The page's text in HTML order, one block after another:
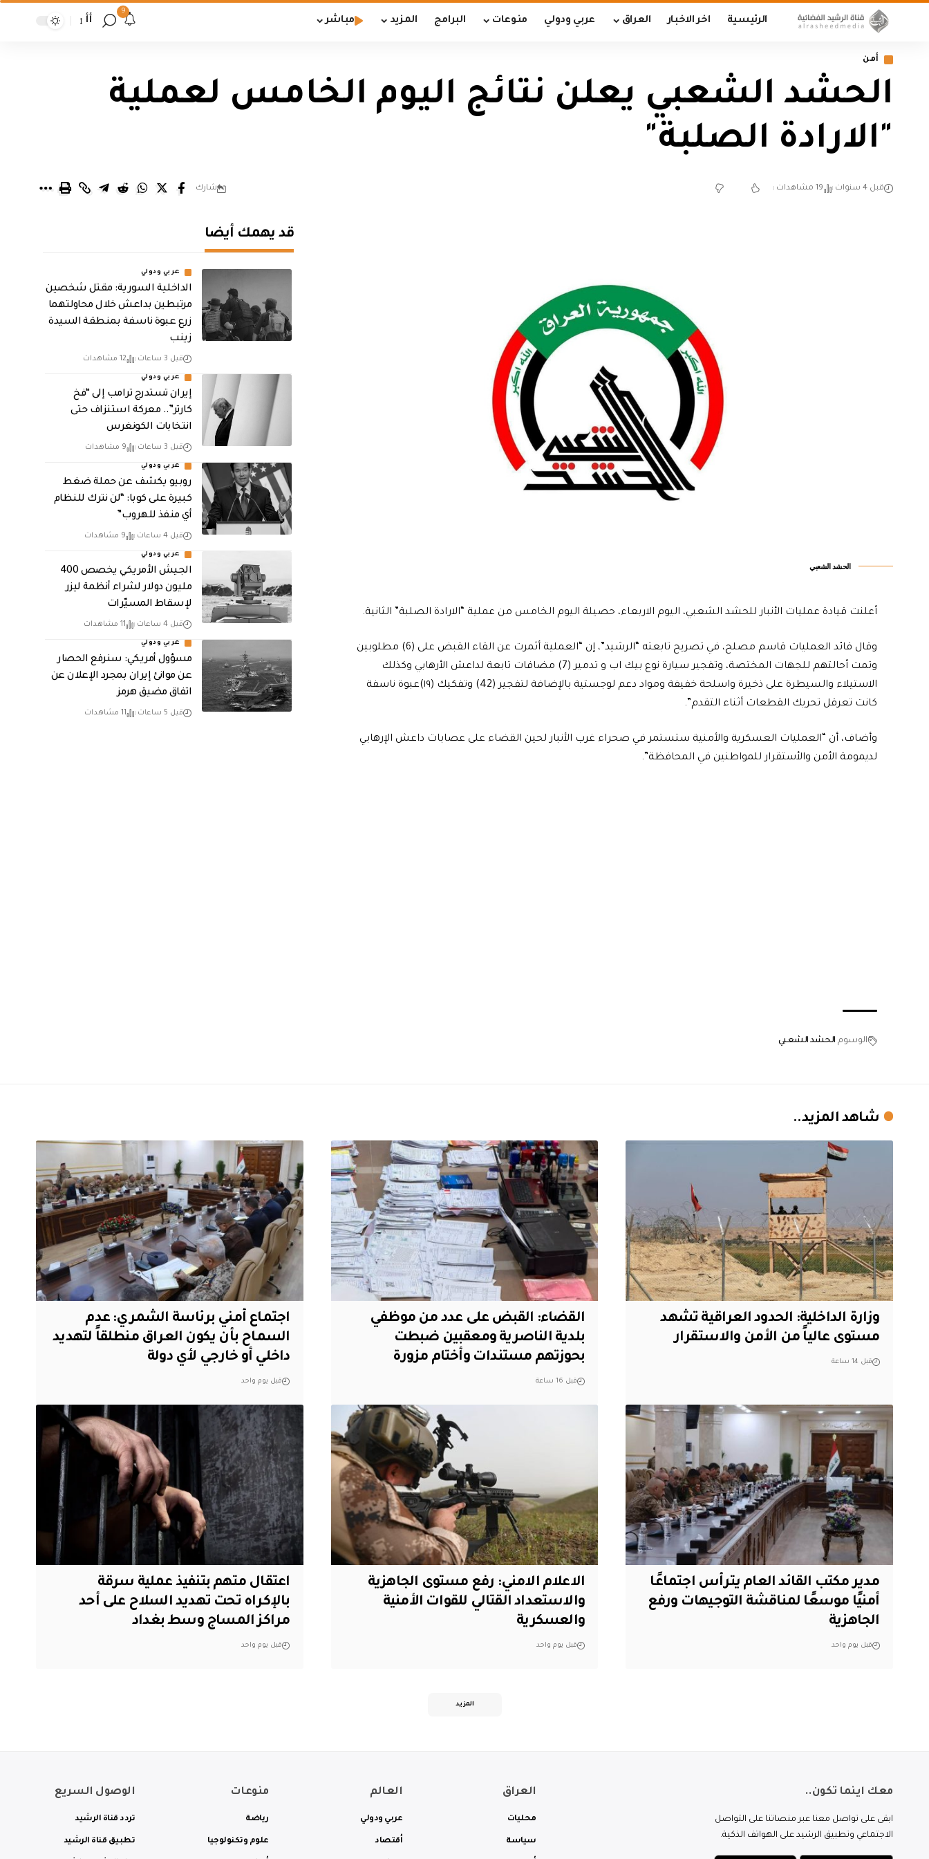
الرئيسية اخر الاخبار العراق عربي ودولي منوعات البرامج المزيد مباشر
9
أأ
أمن
الحشد الشعبي يعلن نتائج اليوم الخامس لعملية
"الارادة الصلبة"
قبل 4 سنوات 19 مشاهدات شارك
الحشد الشعبي
أعلنت قيادة عمليات الأنبار للحشد الشعبي، اليوم الاربعاء، حصيلة اليوم الخامس من عملية “الارادة الصلبة” الثانية.
وقال قائد العمليات قاسم مصلح، في تصريح تابعته “الرشيد”، إن “العملية أثمرت عن القاء القبض على (6) مطلوبين
وتمت أحالتهم للجهات المختصة، وتفجير سيارة نوع بيك اب و تدمير (7) مضافات تابعة لداعش الأرهابي وكذلك
الاستيلاء والسيطرة على ذخيرة واسلحة خفيفة ومواد دعم لوجستية بالإضافة لتفجير (42) وتفكيك (١٩)عبوة ناسفة
كانت تعرقل تحريك القطعات أثناء التقدم”.
وأضاف، أن “العمليات العسكرية والأمنية ستستمر في صحراء غرب الأنبار لحين القضاء على عصابات داعش الإرهابي
لديمومة الأمن والأستقرار للمواطنين في المحافظة”.
الوسوم الحشد الشعبي
قد يهمك أيضا
عربي ودولي
الداخلية السورية: مقتل شخصين
مرتبطين بداعش خلال محاولتهما
زرع عبوة ناسفة بمنطقة السيدة
زينب
قبل 3 ساعات 12 مشاهدات
عربي ودولي
إيران تستدرج ترامب إلى “فخ
كارتر”.. معركة استنزاف حتى
انتخابات الكونغرس
قبل 3 ساعات 9 مشاهدات
عربي ودولي
روبيو يكشف عن حملة ضغط
كبيرة على كوبا: “لن نترك للنظام
أي منفذ للهروب”
قبل 4 ساعات 9 مشاهدات
عربي ودولي
الجيش الأمريكي يخصص 400
مليون دولار لشراء أنظمة ليزر
لإسقاط المسيّرات
قبل 4 ساعات 11 مشاهدات
عربي ودولي
مسؤول أمريكي: سنرفع الحصار
عن موانئ إيران بمجرد الإعلان عن
اتفاق مضيق هرمز
قبل 5 ساعات 11 مشاهدات
شاهد المزيد..
وزارة الداخلية: الحدود العراقية تشهد
مستوى عالياً من الأمن والاستقرار
قبل 14 ساعة
القضاء: القبض على عدد من موظفي
بلدية الناصرية ومعقبين ضبطت
بحوزتهم مستندات وأختام مزورة
قبل 16 ساعة
اجتماع أمني برئاسة الشمري: عدم
السماح بأن يكون العراق منطلقاً لتهديد
داخلي أو خارجي لأي دولة
قبل يوم واحد
مدير مكتب القائد العام يترأس اجتماعًا
أمنيًا موسعًا لمناقشة التوجيهات ورفع
الجاهزية
قبل يوم واحد
الاعلام الامني: رفع مستوى الجاهزية
والاستعداد القتالي للقوات الأمنية
والعسكرية
قبل يوم واحد
اعتقال متهم بتنفيذ عملية سرقة
بالإكراه تحت تهديد السلاح على أحد
مراكز المساج وسط بغداد
قبل يوم واحد
المزيد
معك اينما تكون..
ابقى على تواصل معنا عبر منصاتنا على التواصل
الاجتماعي وتطبيق الرشيد على الهواتف الذكية.
العراق
محليات
سياسة
العالم
عربي ودولي
أقتصاد
منوعات
رياضة
علوم وتكنولوجيا
الوصول السريع
تردد قناة الرشيد
تطبيق قناة الرشيد